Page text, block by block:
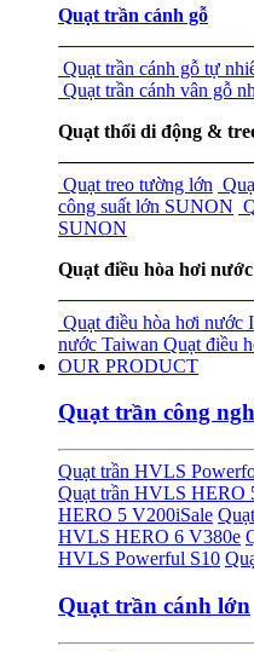
Quạt trần cánh gỗ
Quạt trần cánh gỗ tự
Quạt trần cánh vân gỗ
Quạt thổi di động &
Quạt treo tường lớn
công suất lớn SUNON
SUNON
Quạt điều hòa hơi nước
Quạt điều hòa hơi nước
nước Taiwan Quạt điều
OUR PRODUCT
Quạt trần công
Quạt trần HVLS
Quạt trần HVLS HERO
HERO 5 V200iSale
HVLS HERO 6 V380e
HVLS Powerful S10
Quạt trần cánh lớn